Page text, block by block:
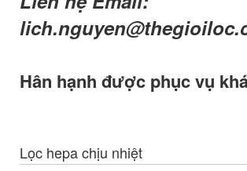
Hân hạnh được phục vụ
Lọc hepa chịu nhiệt